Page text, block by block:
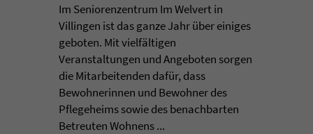
Im Seniorenzentrum Im Welvert in
Villingen ist das ganze Jahr über einiges
geboten. Mit vielfältigen
Veranstaltungen und Angeboten sorgen
die Mitarbeitenden dafür, dass
Bewohnerinnen und Bewohner des
Pflegeheims sowie des benachbarten
Betreuten Wohnens ...